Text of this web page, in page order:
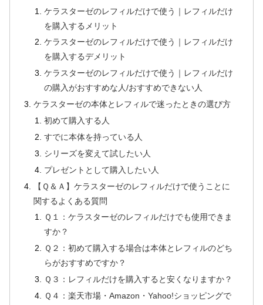
ケラスターゼのレフィルだけで使う｜レフィルだけ
を購入するメリット
ケラスターゼのレフィルだけで使う｜レフィルだけ
を購入するデメリット
ケラスターゼのレフィルだけで使う｜レフィルだけ
の購入がおすすめな人/おすすめできない人
ケラスターゼの本体とレフィルで迷ったときの選び方
初めて購入する人
すでに本体を持っている人
シリーズを変えて試したい人
プレゼントとして購入したい人
【Ｑ＆Ａ】ケラスターゼのレフィルだけで使うことに
関するよくある質問
Ｑ１：ケラスターゼのレフィルだけでも使用できま
すか？
Ｑ２：初めて購入する場合は本体とレフィルのどち
らがおすすめですか？
Ｑ３：レフィルだけを購入すると安くなりますか？
Ｑ４：楽天市場・Amazon・Yahoo!ショッピングで